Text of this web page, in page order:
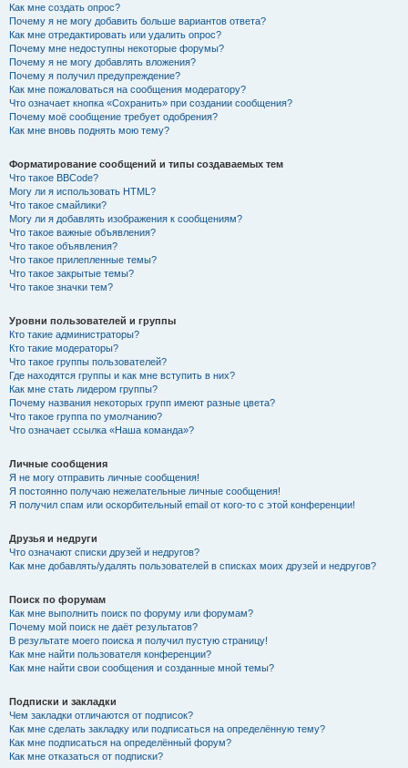
Как мне создать опрос?
Почему я не могу добавить больше вариантов ответа?
Как мне отредактировать или удалить опрос?
Почему мне недоступны некоторые форумы?
Почему я не могу добавлять вложения?
Почему я получил предупреждение?
Как мне пожаловаться на сообщения модератору?
Что означает кнопка «Сохранить» при создании сообщения?
Почему моё сообщение требует одобрения?
Как мне вновь поднять мою тему?
Форматирование сообщений и типы создаваемых тем
Что такое BBCode?
Могу ли я использовать HTML?
Что такое смайлики?
Могу ли я добавлять изображения к сообщениям?
Что такое важные объявления?
Что такое объявления?
Что такое прилепленные темы?
Что такое закрытые темы?
Что такое значки тем?
Уровни пользователей и группы
Кто такие администраторы?
Кто такие модераторы?
Что такое группы пользователей?
Где находятся группы и как мне вступить в них?
Как мне стать лидером группы?
Почему названия некоторых групп имеют разные цвета?
Что такое группа по умолчанию?
Что означает ссылка «Наша команда»?
Личные сообщения
Я не могу отправить личные сообщения!
Я постоянно получаю нежелательные личные сообщения!
Я получил спам или оскорбительный email от кого-то с этой конференции!
Друзья и недруги
Что означают списки друзей и недругов?
Как мне добавлять/удалять пользователей в списках моих друзей и недругов?
Поиск по форумам
Как мне выполнить поиск по форуму или форумам?
Почему мой поиск не даёт результатов?
В результате моего поиска я получил пустую страницу!
Как мне найти пользователя конференции?
Как мне найти свои сообщения и созданные мной темы?
Подписки и закладки
Чем закладки отличаются от подписок?
Как мне сделать закладку или подписаться на определённую тему?
Как мне подписаться на определённый форум?
Как мне отказаться от подписки?